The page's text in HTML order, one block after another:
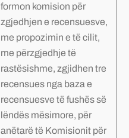
formon komision për
zgjedhjen e recensuesve,
me propozimin e të cilit,
me përzgjedhje të
rastësishme, zgjidhen tre
recensues nga baza e
recensuesve të fushës së
lëndës mësimore, për
anëtarë të Komisionit për